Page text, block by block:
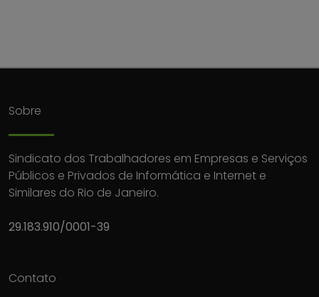
Sobre
Sindicato dos Trabalhadores em Empresas e Serviços
Públicos e Privados de Informática e Internet e
Similares do Rio de Janeiro.
29.183.910/0001-39
Contato